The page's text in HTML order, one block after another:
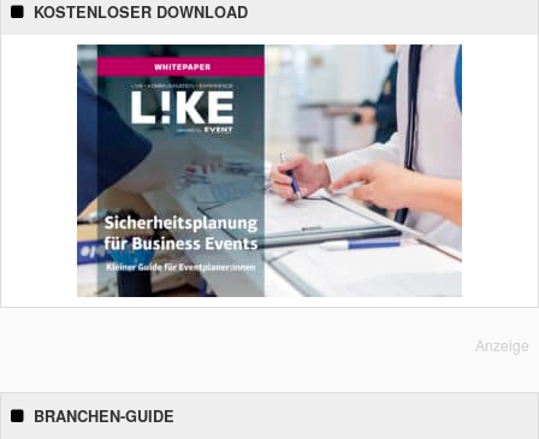
KOSTENLOSER DOWNLOAD
Anzeige
BRANCHEN-GUIDE